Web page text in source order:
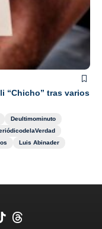
“Chicho” tras varios
Deultimominuto
Luis Abinader